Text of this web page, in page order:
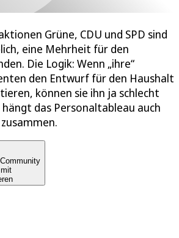
Grüne, CDU und SPD sind
eine Mehrheit für den
Die Logik: Wenn „ihre“
den Entwurf für den Haushalt
können sie ihn ja schlecht
das Personaltableau auch